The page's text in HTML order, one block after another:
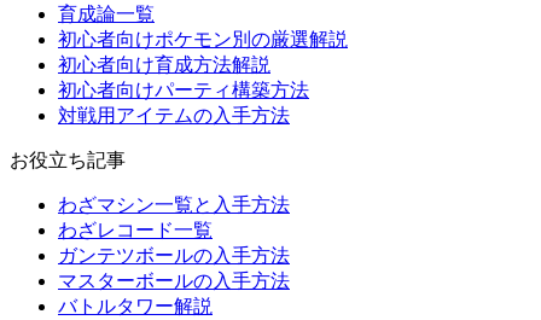
育成論一覧
初心者向けポケモン別の厳選解説
初心者向け育成方法解説
初心者向けパーティ構築方法
対戦用アイテムの入手方法
お役立ち記事
わざマシン一覧と入手方法
わざレコード一覧
ガンテツボールの入手方法
マスターボールの入手方法
バトルタワー解説